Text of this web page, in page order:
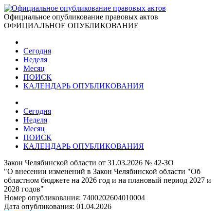
Официальное опубликование правовых актов
ОФИЦИАЛЬНОЕ ОПУБЛИКОВАНИЕ
Сегодня
Неделя
Месяц
ПОИСК
КАЛЕНДАРЬ ОПУБЛИКОВАНИЯ
Сегодня
Неделя
Месяц
ПОИСК
КАЛЕНДАРЬ ОПУБЛИКОВАНИЯ
Закон Челябинской области от 31.03.2026 № 42-ЗО
"О внесении изменений в Закон Челябинской области "Об
областном бюджете на 2026 год и на плановый период 2027 и
2028 годов"
Номер опубликования: 7400202604010004
Дата опубликования: 01.04.2026